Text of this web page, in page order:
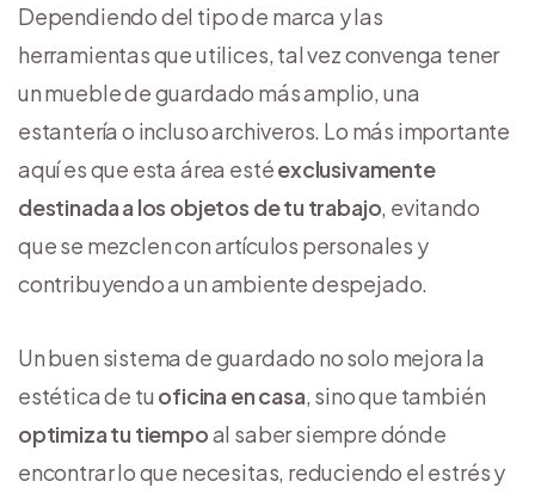
Dependiendo del tipo de marca y las
herramientas que utilices, tal vez convenga tener
un mueble de guardado más amplio, una
estantería o incluso archiveros. Lo más importante
aquí es que esta área estéexclusivamente
destinada a los objetos de tu trabajo, evitando
que se mezclen con artículos personales y
contribuyendo a un ambiente despejado.
Un buen sistema de guardado no solo mejora la
estética de tu oficina en casa, sino que también
optimiza tu tiempoal saber siempre dónde
encontrar lo que necesitas, reduciendo el estrés y